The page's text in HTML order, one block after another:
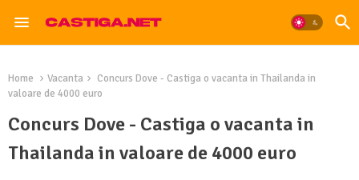
Home Vacanta
Concurs Dove - Castiga o vacanta in Thailanda in
valoare de 4000 euro
Concurs Dove - Castiga o vacanta in
Thailanda in valoare de 4000 euro